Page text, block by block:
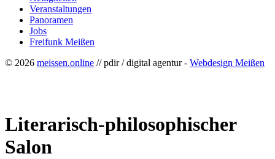
Veranstaltungen
Panoramen
Jobs
Freifunk Meißen
© 2026 meissen.online // pdir / digital agentur - Webdesign Meißen
Literarisch-philosophischer
Salon